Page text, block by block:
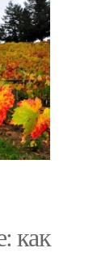
как